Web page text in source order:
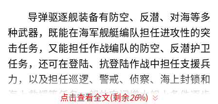
导弹驱逐舰装备有防空、反潜、对海等多
种武器，既能在海军舰艇编队担任进攻性的突
击任务，又能担任作战编队的防空、反潜护卫
任务，还可在登陆、抗登陆作战中担任支援兵
力，以及担任巡逻、警戒、侦察、海上封锁和
海上救援等任务。舰体空间增大舰上条件逐步
点击查看全文(剩余26%)